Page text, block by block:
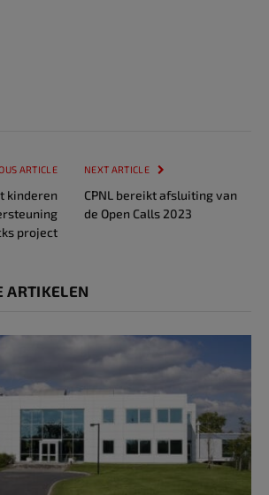
ARTICLE
kinderen
project
NEXT ARTICLE
CPNL bereikt afsluiting van
de Open Calls 2023
ARTIKELEN